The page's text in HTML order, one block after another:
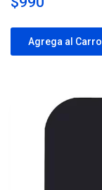
Agrega al Carro